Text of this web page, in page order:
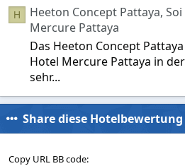
H
Heeton Concept Pattaya,
Mercure Pattaya
Das Heeton Concept
Hotel Mercure Pattaya in
sehr...
Share diese Hotelbewertung
Copy URL BB code